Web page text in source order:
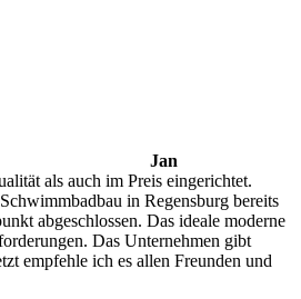
Jan
als auch im Preis eingerichtet.
in Regensburg bereits
abgeschlossen. Das ideale moderne
Das Unternehmen gibt
empfehle ich es allen Freunden und